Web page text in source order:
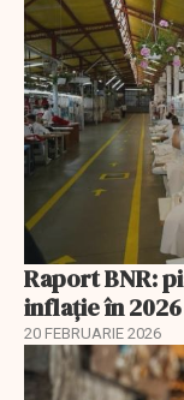
Raport BNR:
inflație în 2026
20 FEBRUARIE 2026